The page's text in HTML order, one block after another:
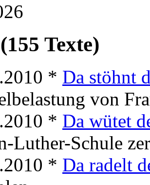
Texte)
* Da stöhnt
von
* Da wütet
Luther-Schule
* Da radelt